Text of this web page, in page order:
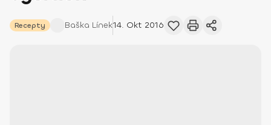
Recepty Baška Línek14. Okt 2016